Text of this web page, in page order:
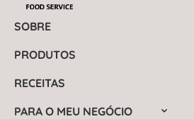
SOBRE
PRODUTOS
RECEITAS
PARA O MEU NEGÓCIO